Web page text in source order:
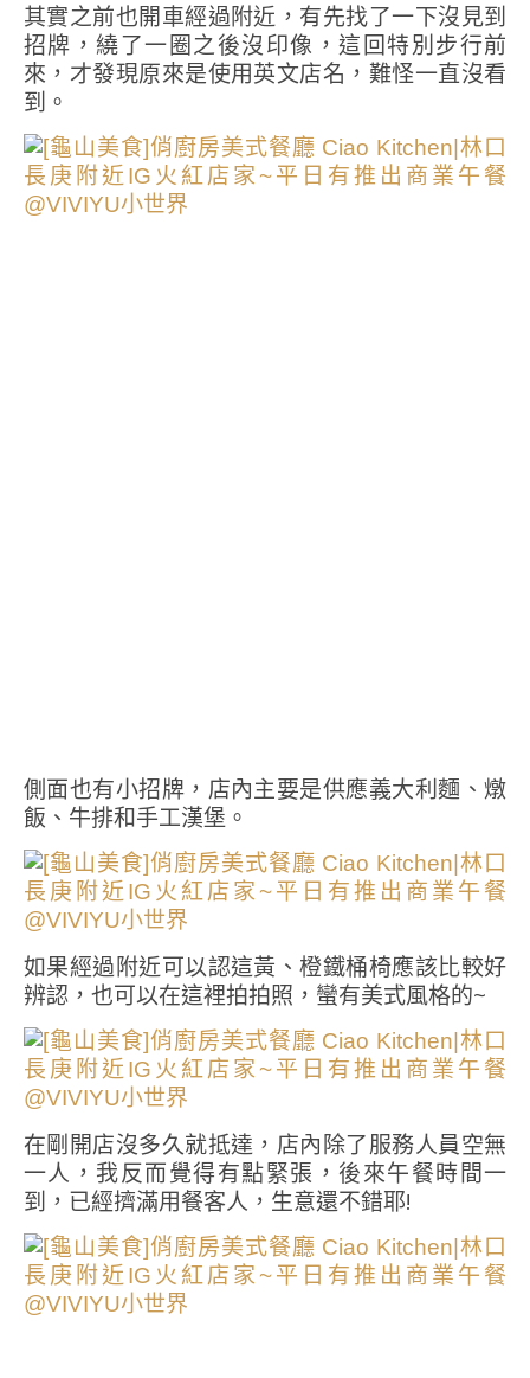
其實之前也開車經過附近，有先找了一下沒見到
招牌，繞了一圈之後沒印像，這回特別步行前
來，才發現原來是使用英文店名，難怪一直沒看
到。
側面也有小招牌，店內主要是供應義大利麵、燉
飯、牛排和手工漢堡。
如果經過附近可以認這黃、橙鐵桶椅應該比較好
辨認，也可以在這裡拍拍照，蠻有美式風格的~
在剛開店沒多久就抵達，店內除了服務人員空無
一人，我反而覺得有點緊張，後來午餐時間一
到，已經擠滿用餐客人，生意還不錯耶!